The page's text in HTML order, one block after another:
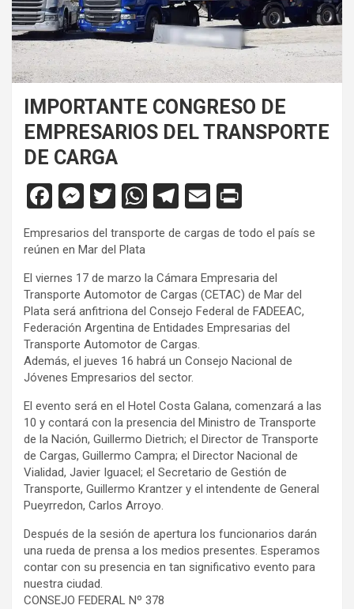
IMPORTANTE CONGRESO DE
EMPRESARIOS DEL TRANSPORTE
DE CARGA
F
ce
b
o
o
k
M
es
se
n
g
er
T
tt
er
W
h
at
s
A
p
p
T
e
gr
a
m
E
m
ail
in
tF
ri
e
n
y
Empresarios del transporte de cargas de todo el país se
reúnen en Mar del Plata
El viernes 17 de marzo la Cámara Empresaria del
Transporte Automotor de Cargas (CETAC) de Mar del
Plata será anfitriona del Consejo Federal de FADEEAC,
Federación Argentina de Entidades Empresarias del
Transporte Automotor de Cargas.
Además, el jueves 16 habrá un Consejo Nacional de
Jóvenes Empresarios del sector.
El evento será en el Hotel Costa Galana, comenzará a las
10 y contará con la presencia del Ministro de Transporte
de la Nación, Guillermo Dietrich; el Director de Transporte
de Cargas, Guillermo Campra; el Director Nacional de
Vialidad, Javier Iguacel; el Secretario de Gestión de
Transporte, Guillermo Krantzer y el intendente de General
Pueyrredon, Carlos Arroyo.
Después de la sesión de apertura los funcionarios darán
una rueda de prensa a los medios presentes. Esperamos
contar con su presencia en tan significativo evento para
nuestra ciudad.
CONSEJO FEDERAL Nº 378